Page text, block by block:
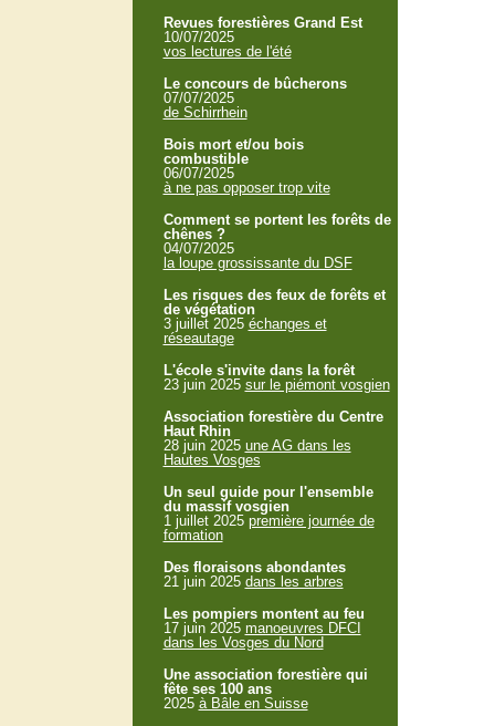
Revues forestières Grand Est
10/07/2025
vos lectures de l'été
Le concours de bûcherons
07/07/2025
de Schirrhein
Bois mort et/ou bois
combustible
06/07/2025
à ne pas opposer trop vite
Comment se portent les forêts de
chênes ?
04/07/2025
la loupe grossissante du DSF
Les risques des feux de forêts et
de végétation
3 juillet 2025 échanges et
réseautage
L'école s'invite dans la forêt
23 juin 2025 sur le piémont vosgien
Association forestière du Centre
Haut Rhin
28 juin 2025 une AG dans les
Hautes Vosges
Un seul guide pour l'ensemble
du massif vosgien
1 juillet 2025 première journée de
formation
Des floraisons abondantes
21 juin 2025 dans les arbres
Les pompiers montent au feu
17 juin 2025 manoeuvres DFCI
dans les Vosges du Nord
Une association forestière qui
fête ses 100 ans
2025 à Bâle en Suisse